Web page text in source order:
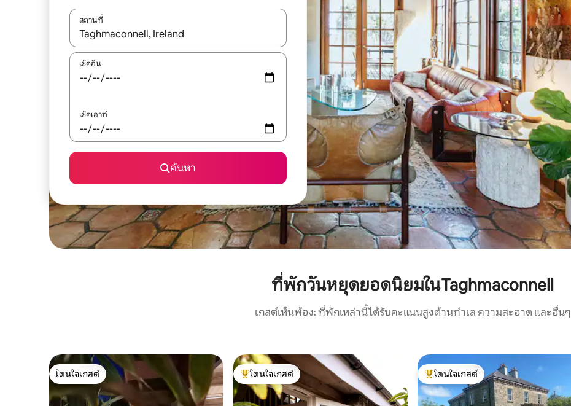
สถานที่
ใช้ลูกศรขึ้นลง หรือใช้การสัมผัสหรือปัด เพื่อสำรวจผลการค้นหา
เช็คอิน
เช็คเอาท์
ค้นหา
ที่พักวันหยุดยอดนิยมในTaghmaconnell
เกสต์เห็นพ้อง: ที่พักเหล่านี้ได้รับคะแนนสูงด้านทำเล ความสะอาด และอื่นๆ
โดนใจเกสต์
โดนใจเกสต์
โดนใจเกสต์ที่สุด
โดนใจเกสต์
โดนใจเกสต์ที่สุด
โดนใจเกสต์